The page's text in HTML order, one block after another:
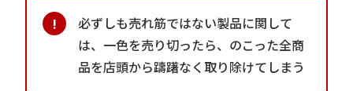
必ずしも売れ筋ではない製品に関して
は、一色を売り切ったら、のこった全商
品を店頭から躊躇なく取り除けてしまう